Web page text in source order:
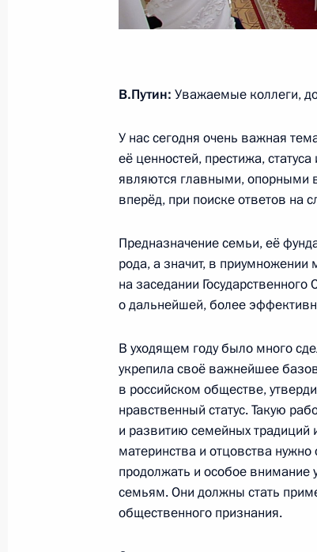
31 марта 2026 года, 15:15
20 ноября 2025 года, 14:45
Совещание с членами
29 октября 2025 года, 14:05
Открытие участка «Дюртюли
16 июля 2025 года, 19:00
Андрей Никитин назначен
8 июля 2025 года, 16:45
Андрей Никитин назначен
транспорта
В.Путин: Уважаемые коллеги,
У нас сегодня очень важная
её ценностей, престижа,
являются главными, опорными
вперёд, при поиске ответов
Предназначение семьи, её
рода, а значит, в приумножении
на заседании
о дальнейшей, более
В уходящем году было много
укрепила своё важнейшее
в российском обществе,
нравственный статус. Такую
и развитию семейных традиций
материнства и отцовства нужно
продолжать и особое внимание
семьям. Они должны стать
общественного признания.